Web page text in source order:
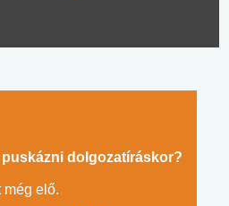
dolgozatíráskor?
még elő.